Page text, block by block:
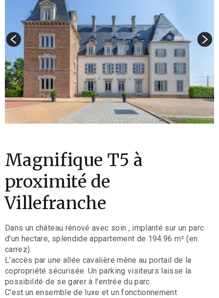
Magnifique T5 à
proximité de
Villefranche
Dans un château rénové avec soin , implanté sur un parc
d'un hectare, splendide appartement de 194.96 m² (en
carrez).
L'accès par une allée cavalière mène au portail de la
copropriété sécurisée. Un parking visiteurs laisse la
possibilité de se garer à l'entrée du parc.
C'est un ensemble de luxe et un fonctionnement